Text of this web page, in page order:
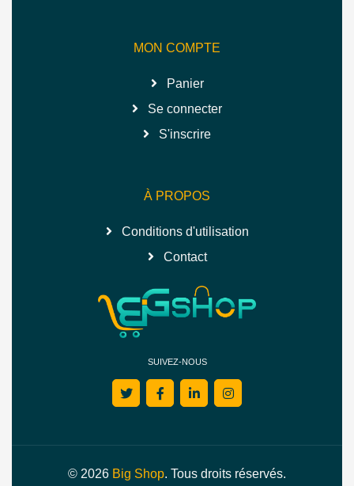
MON COMPTE
Panier
Se connecter
S'inscrire
À PROPOS
Conditions d'utilisation
Contact
SUIVEZ-NOUS
© 2026 Big Shop. Tous droits réservés.